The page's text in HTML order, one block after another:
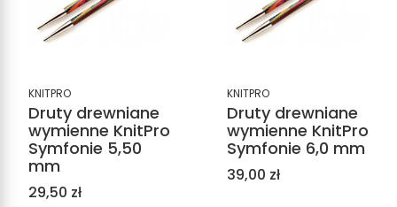
KNITPRO
Druty drewniane
wymienne KnitPro
Symfonie 5,50
mm
Cena
29,50 zł
KNITPRO
Druty drewniane
wymienne KnitPro
Symfonie 6,0 mm
Cena
39,00 zł